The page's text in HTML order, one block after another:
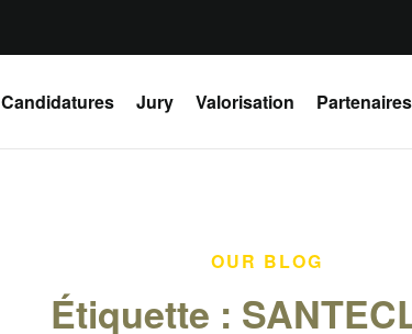
Candidatures Jury Valorisation Partenaires
OUR BLOG
Étiquette :